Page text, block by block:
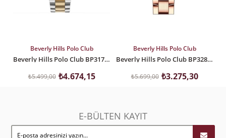
SEPETE EKLE
Beverly Hills Polo Club
Beverly Hills Polo Club BP3172C.230 Kadın Kol Saati
₺4.674,15
₺5.499,00
SEPETE EKLE
Beverly Hills Polo Club
Beverly Hills Polo Club BP3286X.430 Kadın Kol Saati
₺3.275,30
₺5.699,00
E-BÜLTEN KAYIT